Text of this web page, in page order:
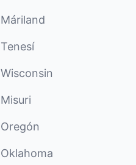
Máriland
Tenesí
Wisconsin
Misuri
Oregón
Oklahoma